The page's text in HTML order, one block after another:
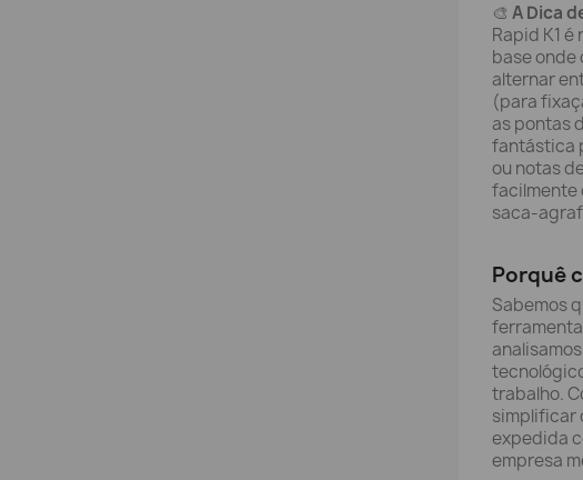
🎨 A Dica
Rapid K1
base onde
alternar
(para
as pontas
fantástica
ou notas
facilmente
saca-
Porquê
Sabemos
trabalho.
simplificar
expedida
empresa